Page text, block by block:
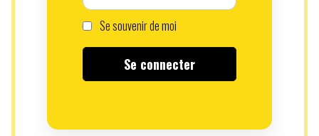
Se souvenir de moi